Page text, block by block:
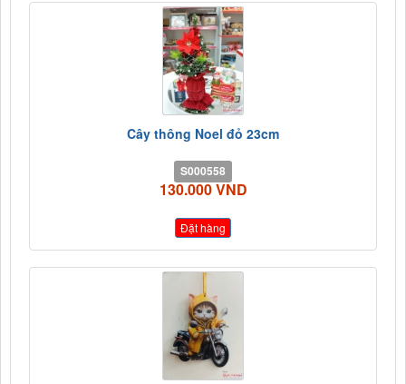
Cây thông Noel đỏ 23cm
S000558
130.000 VND
Đặt hàng